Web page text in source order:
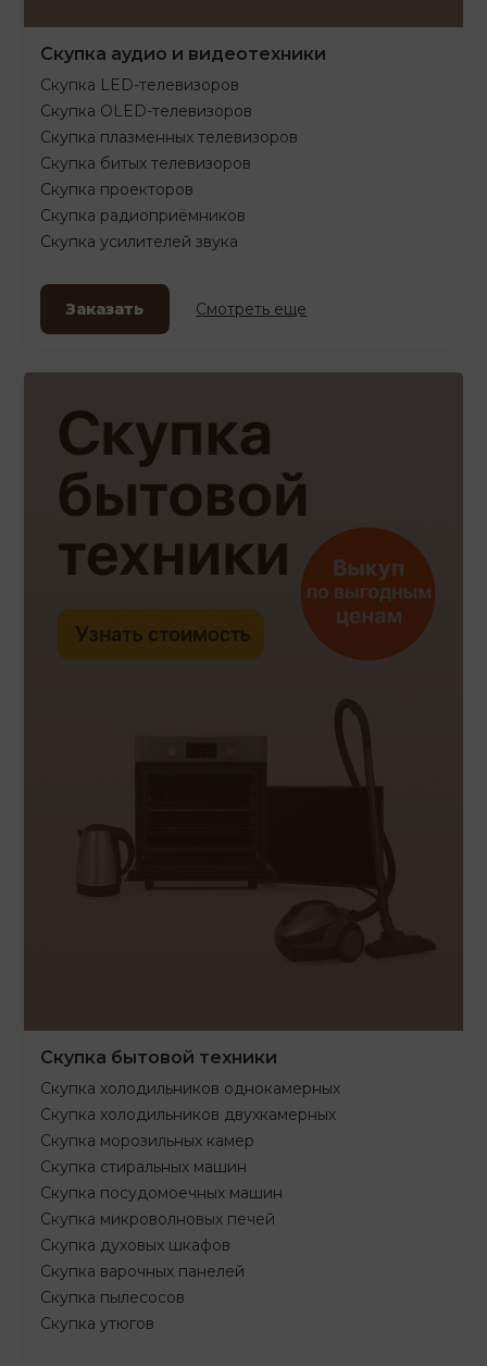
Скупка аудио и видеотехники
Скупка LED-телевизоров
Скупка OLED-телевизоров
Скупка плазменных телевизоров
Скупка битых телевизоров
Скупка проекторов
Скупка радиоприёмников
Скупка усилителей звука
Заказать Смотреть еще
Скупка бытовой техники
Скупка холодильников однокамерных
Скупка холодильников двухкамерных
Скупка морозильных камер
Скупка стиральных машин
Скупка посудомоечных машин
Скупка микроволновых печей
Скупка духовых шкафов
Скупка варочных панелей
Скупка пылесосов
Скупка утюгов